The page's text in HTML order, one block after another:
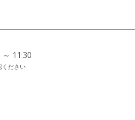
11:30
ください